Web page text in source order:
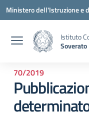
Vai ai contenuti
Vai al menu di navigazione
Vai al footer
Ministero dell'Istruzione e
Istituto
70/2019